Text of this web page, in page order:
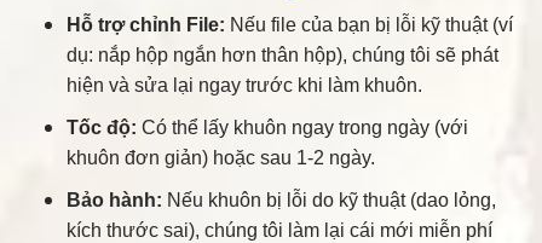
Hỗ trợ chỉnh File: Nếu file của bạn bị lỗi kỹ thuật (ví
dụ: nắp hộp ngắn hơn thân hộp), chúng tôi sẽ phát
hiện và sửa lại ngay trước khi làm khuôn.
Tốc độ: Có thể lấy khuôn ngay trong ngày (với
khuôn đơn giản) hoặc sau 1-2 ngày.
Bảo hành: Nếu khuôn bị lỗi do kỹ thuật (dao lỏng,
kích thước sai), chúng tôi làm lại cái mới miễn phí